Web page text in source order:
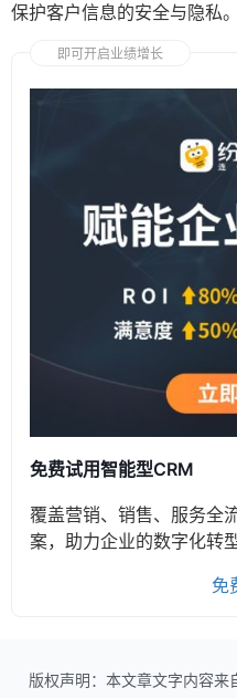
保护客户信息的安全与隐私。
即可开启业绩增长
免费试用智能型CRM
覆盖营销、销售、服务全
案，助力企业的数字化转型
免
版权声明：本文章文字内容